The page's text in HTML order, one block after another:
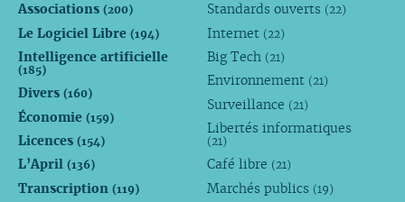
Associations (200)
Le Logiciel Libre (194)
Intelligence artificielle
(185)
Divers (160)
Économie (159)
Licences (154)
L’April (136)
Transcription (119)
Standards ouverts (22)
Internet (22)
Big Tech (21)
Environnement (21)
Surveillance (21)
Libertés informatiques
(21)
Café libre (21)
Marchés publics (19)